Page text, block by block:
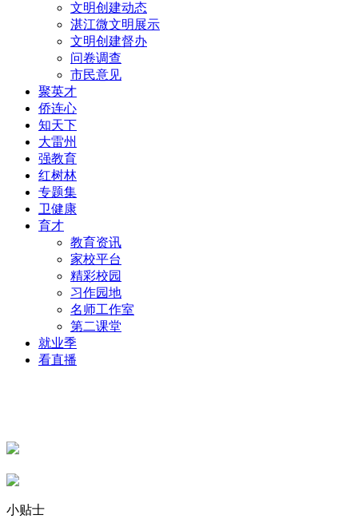
文明创建动态
湛江微文明展示
文明创建督办
问卷调查
市民意见
聚英才
侨连心
知天下
大雷州
强教育
红树林
专题集
卫健康
育才
教育资讯
家校平台
精彩校园
习作园地
名师工作室
第二课堂
就业季
看直播
小贴士